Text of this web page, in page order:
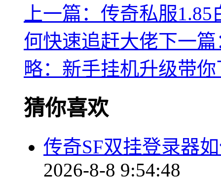
上一篇：传奇私服
何快速追赶大佬下一
略：新手挂机升级带你
猜你喜欢
传奇SF双挂登录器
2026-8-8 9:54:48